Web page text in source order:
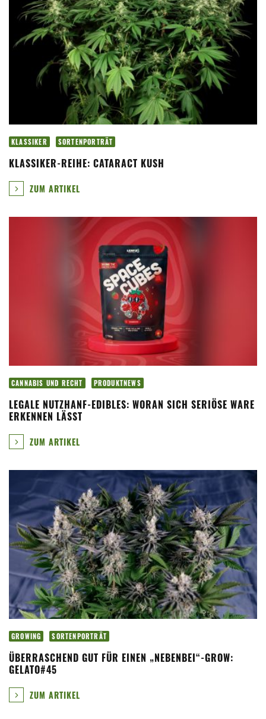
KLASSIKER SORTENPORTRÄT
KLASSIKER-REIHE: CATARACT KUSH
ZUM ARTIKEL
CANNABIS UND RECHT PRODUKTNEWS
LEGALE NUTZHANF-EDIBLES: WORAN SICH SERIÖSE WARE
ERKENNEN LÄSST
ZUM ARTIKEL
GROWING SORTENPORTRÄT
ÜBERRASCHEND GUT FÜR EINEN „NEBENBEI“-GROW:
GELATO#45
ZUM ARTIKEL